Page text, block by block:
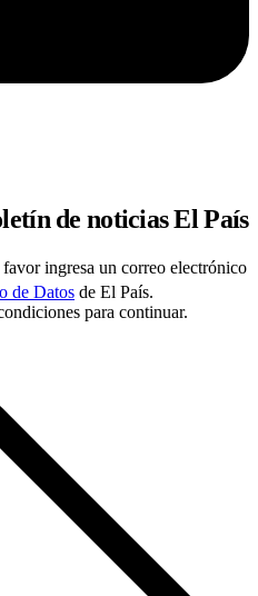
de noticias El País
favor ingresa un correo electrónico
de Datos de El País.
para continuar.